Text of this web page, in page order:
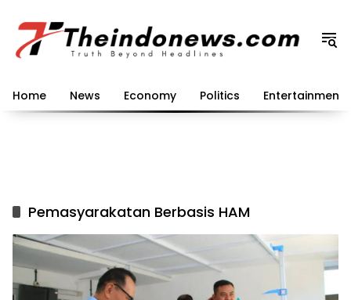
konten
Home News Economy Politics Entertainment
Pemasyarakatan Berbasis HAM